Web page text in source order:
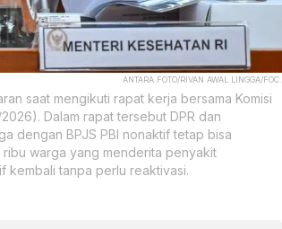
ANTARA FOTO/RIVAN AWAL LINGGA/FOC.
saat mengikuti rapat kerja bersama Komisi
Dalam rapat tersebut DPR dan
dengan BPJS PBI nonaktif tetap bisa
warga yang menderita penyakit
kembali tanpa perlu reaktivasi.